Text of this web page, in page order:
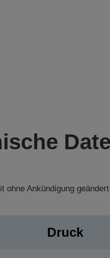
Ankündigung
Druck